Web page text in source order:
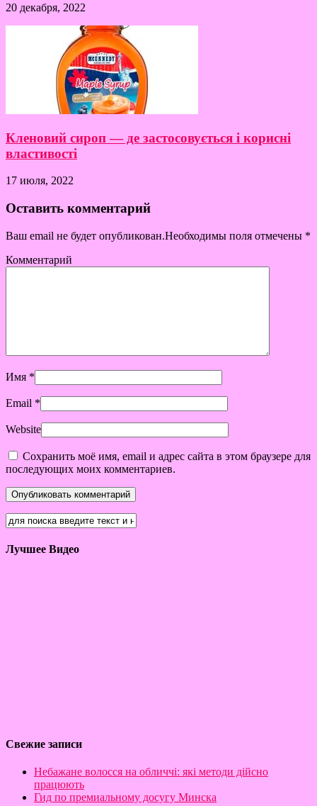
20 декабря, 2022
Кленовий сироп — де застосовується і корисні
властивості
17 июля, 2022
Оставить комментарий
Ваш email не будет опубликован.Необходимы поля отмечены *
Комментарий
Имя *
Email *
Website
Сохранить моё имя, email и адрес сайта в этом браузере для
последующих моих комментариев.
Лучшее Видео
Свежие записи
Небажане волосся на обличчі: які методи дійсно
працюють
Гид по премиальному досугу Минска